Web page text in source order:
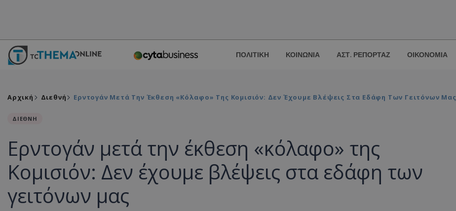
ΠΟΛΙΤΙΚΗ ΚΟΙΝΩΝΙΑ ΑΣΤ. ΡΕΠΟΡΤΑΖ ΟΙΚΟΝΟΜΙΑ
Αρχική Διεθνή Ερντογάν Μετά Την Έκθεση «κόλαφο» Της Κομισιόν: Δεν Έχουμε Βλέψεις Στα Εδάφη Των Γειτόνων Μας
ΔΙΕΘΝΗ
Ερντογάν μετά την έκθεση «κόλαφο» της
Κομισιόν: Δεν έχουμε βλέψεις στα εδάφη των
γειτόνων μας